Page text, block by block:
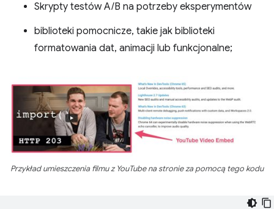
Skrypty testów A/B na potrzeby eksperymentów
biblioteki pomocnicze, takie jak biblioteki
formatowania dat, animacji lub funkcjonalne;
Przykład umieszczenia filmu z YouTube na stronie za pomocą tego kodu